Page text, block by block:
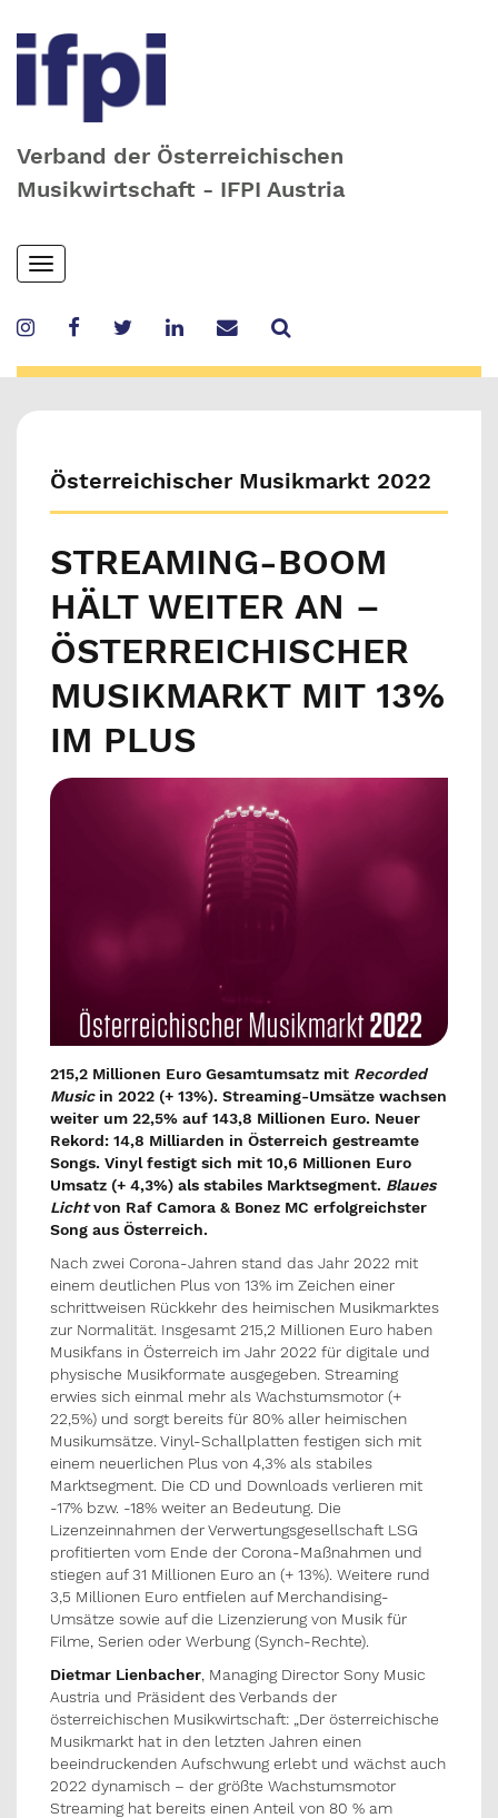
Verband der Österreichischen
Musikwirtschaft - IFPI Austria
Skip
to
content
Toggle
navigation
Österreichischer Musikmarkt 2022
STREAMING-BOOM
HÄLT WEITER AN –
ÖSTERREICHISCHER
MUSIKMARKT MIT 13%
IM PLUS
215,2 Millionen Euro Gesamtumsatz mit Recorded
Musicin 2022 (+ 13%). Streaming-Umsätze wachsen
weiter um 22,5% auf 143,8 Millionen Euro. Neuer
Rekord: 14,8 Milliarden in Österreich gestreamte
Songs. Vinyl festigt sich mit 10,6 Millionen Euro
Umsatz (+ 4,3%) als stabiles Marktsegment. Blaues
Lichtvon Raf Camora & Bonez MC erfolgreichster
Song aus Österreich.
Nach zwei Corona-Jahren stand das Jahr 2022 mit
einem deutlichen Plus von 13% im Zeichen einer
schrittweisen Rückkehr des heimischen Musikmarktes
zur Normalität. Insgesamt 215,2 Millionen Euro haben
Musikfans in Österreich im Jahr 2022 für digitale und
physische Musikformate ausgegeben. Streaming
erwies sich einmal mehr als Wachstumsmotor (+
22,5%) und sorgt bereits für 80% aller heimischen
Musikumsätze. Vinyl-Schallplatten festigen sich mit
einem neuerlichen Plus von 4,3% als stabiles
Marktsegment. Die CD und Downloads verlieren mit
-17% bzw. -18% weiter an Bedeutung. Die
Lizenzeinnahmen der Verwertungsgesellschaft LSG
profitierten vom Ende der Corona-Maßnahmen und
stiegen auf 31 Millionen Euro an (+ 13%). Weitere rund
3,5 Millionen Euro entfielen auf Merchandising-
Umsätze sowie auf die Lizenzierung von Musik für
Filme, Serien oder Werbung (Synch-Rechte).
Dietmar Lienbacher, Managing Director Sony Music
Austria und Präsident des Verbands der
österreichischen Musikwirtschaft: „Der österreichische
Musikmarkt hat in den letzten Jahren einen
beeindruckenden Aufschwung erlebt und wächst auch
2022 dynamisch – der größte Wachstumsmotor
Streaming hat bereits einen Anteil von 80 % am